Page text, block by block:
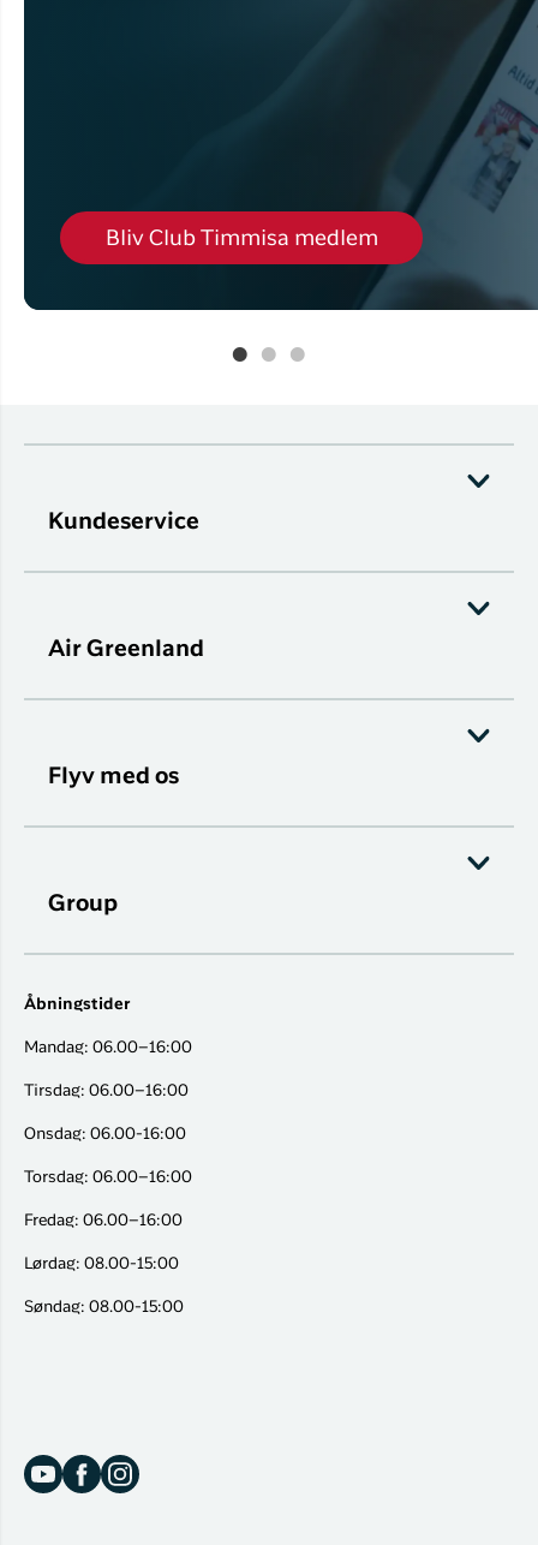
Bliv Club Timmisa medlem
Kundeservice
Air Greenland
Flyv med os
Group
Åbningstider
Mandag: 06.00–16:00
Tirsdag: 06.00–16:00
Onsdag: 06.00-16:00
Torsdag: 06.00–16:00
Fredag: 06.00–16:00
Lørdag: 08.00-15:00
Søndag: 08.00-15:00